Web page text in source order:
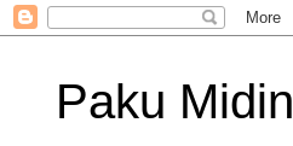
Paku Midin